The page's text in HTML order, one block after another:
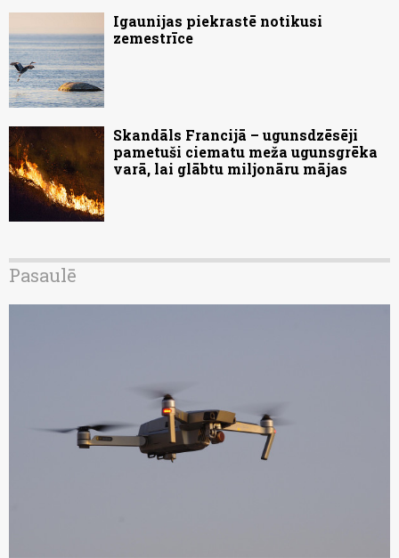
Igaunijas piekrastē notikusi
zemestrīce
Skandāls Francijā – ugunsdzēsēji
pametuši ciematu meža ugunsgrēka
varā, lai glābtu miljonāru mājas
Pasaulē